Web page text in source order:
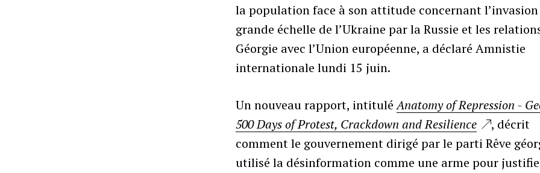
la population face à son attitude concernant
grande échelle de l’Ukraine par la Russie et les
Géorgie avec l’Union européenne, a déclaré Amnistie
internationale lundi 15 juin.
Un nouveau rapport, intituléAnatomy of Repression -
500 Days of Protest, Crackdown and Resilience
, décrit
comment le gouvernement dirigé par le parti Rêve
utilisé la désinformation comme une arme pour